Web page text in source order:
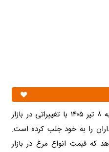
قیمت مرغ امروز دوشنبه ۸ تیر ۱۴۰۵ با تغییراتی در بازار
را به خود جلب کرده است.
که قیمت انواع مرغ در بازار